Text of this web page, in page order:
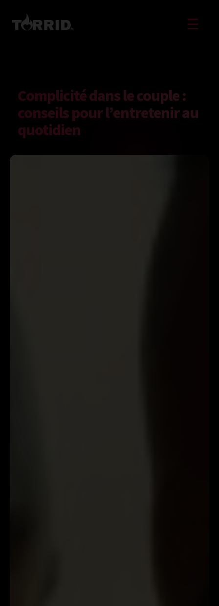
☰
Complicité dans le couple :
conseils pour l’entretenir au
quotidien